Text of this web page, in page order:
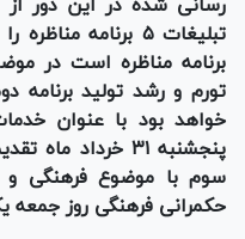
رسانی شده در این دور
تبلیغات ۵ برنامه
برنامه مناظره است در
تورم و رشد تولید برنامه
خواهد بود با عنوان
پنجشنبه ۳۱
سوم با موضوع فرهنگی
حکمرانی فرهنگی روز جمعه